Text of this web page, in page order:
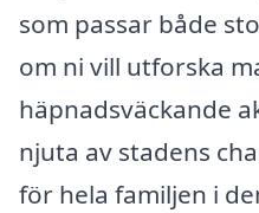
som passar både
om ni vill utforska
häpnadsväckande
njuta av stadens
för hela familjen i